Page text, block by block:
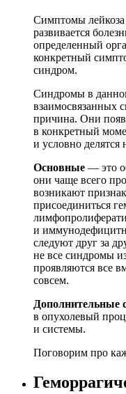
Симптомы лейкоза
развивается
определенный
конкретный
синдром.
Синдромы в
взаимосвязанных
причина. Они
в конкретный
и условно
Основные — это
они чаще всего
возникают
присоединиться
и
следуют друг за
не все синдромы
проявляются все
совсем.
Дополнительные
в опухолевый
и системы.
Поговорим про